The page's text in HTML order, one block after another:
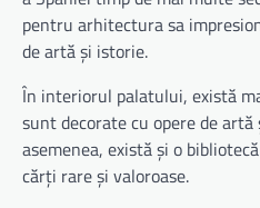
pentru arhitectura sa
de artă și istorie.
În interiorul palatului, există
sunt decorate cu opere de artă
asemenea, există și o
cărți rare și valoroase.